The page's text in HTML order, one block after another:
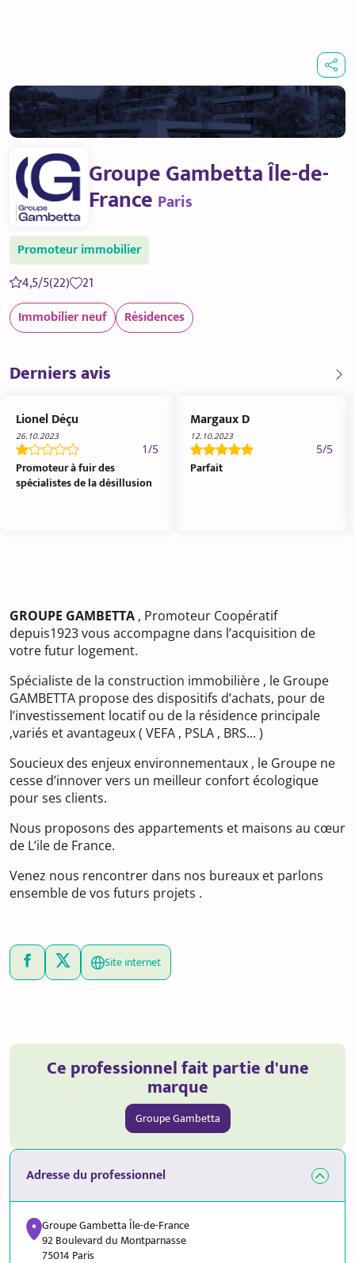
Groupe Gambetta Île-de-
France Paris
Promoteur immobilier
4,5/5(22)
21
Immobilier neuf
Résidences
Derniers avis
Lionel Déçu
26.10.2023
1/5
Promoteur à fuir des
spécialistes de la désillusion
Margaux D
12.10.2023
5/5
Parfait
GROUPE GAMBETTA , Promoteur Coopératif
depuis1923 vous accompagne dans l’acquisition de
votre futur logement.
Spécialiste de la construction immobilière , le Groupe
GAMBETTA propose des dispositifs d’achats, pour de
l’investissement locatif ou de la résidence principale
,variés et avantageux ( VEFA , PSLA , BRS... )
Soucieux des enjeux environnementaux , le Groupe ne
cesse d’innover vers un meilleur confort écologique
pour ses clients.
Nous proposons des appartements et maisons au cœur
de L’ile de France.
Venez nous rencontrer dans nos bureaux et parlons
ensemble de vos futurs projets .
Site internet
Ce professionnel fait partie d'une
marque
Groupe Gambetta
Adresse du professionnel
Groupe Gambetta Île-de-France
92 Boulevard du Montparnasse
75014 Paris